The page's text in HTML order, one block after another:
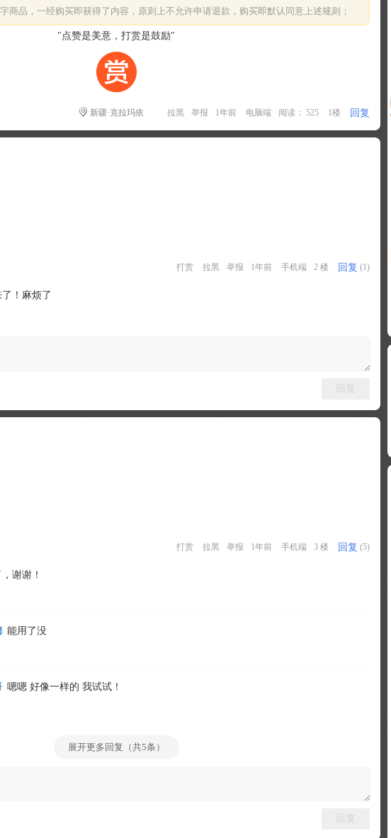
商品，一经购买即获得了内容，原则上不允许申请退款，购买即默认同意上述规则；
"点赞是美意，打赏是鼓励"
新疆·克拉玛依 拉黑 举报 1年前 电脑端 阅读： 525 1楼 回复
打赏 拉黑 举报 1年前 手机端 2 楼 回复 (1)
！麻烦了
回复
打赏 拉黑 举报 1年前 手机端 3 楼 回复 (5)
谢谢！
能用了没
嗯嗯 好像一样的 我试试！
展开更多回复（共5条）
回复